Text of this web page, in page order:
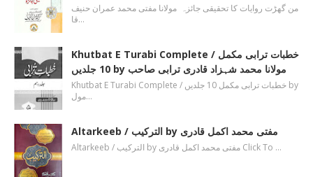
من گھڑت روایات کا تحقیقی جائزہ مولانا مفتی محمد عمران حنیف
قا…
Khutbat E Turabi Complete / خطبات ترابی مکمل
10 جلدیں by مولانا محمد شہزاد قادری ترابی صاحب
Khutbat E Turabi Complete / خطبات ترابی مکمل 10 جلدیں by
مول…
Altarkeeb / الترکیب by مفتی محمد اکمل قادری
Altarkeeb / الترکیب by مفتی محمد اکمل قادری Click To …